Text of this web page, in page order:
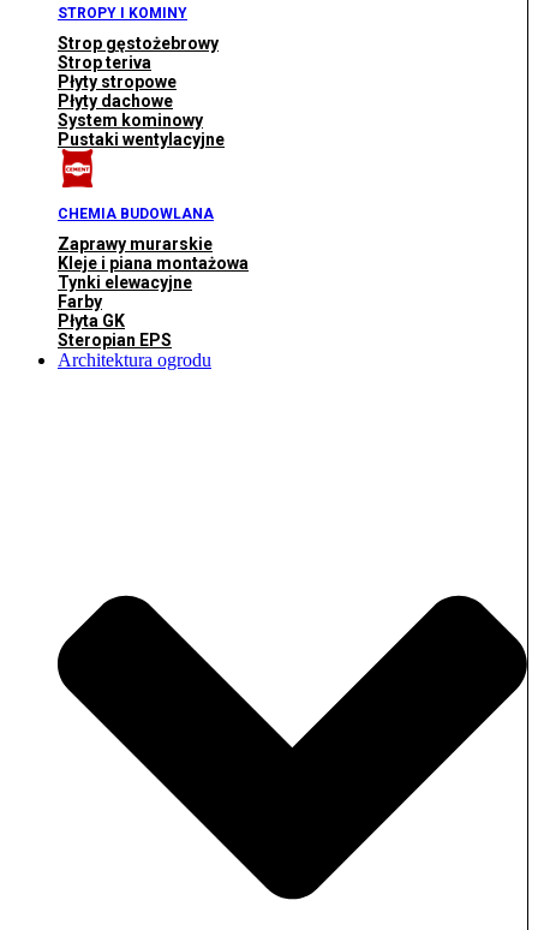
STROPY I KOMINY
Strop gęstożebrowy
Strop teriva
Płyty stropowe
Płyty dachowe
System kominowy
Pustaki wentylacyjne
CHEMIA BUDOWLANA
Zaprawy murarskie
Kleje i piana montażowa
Tynki elewacyjne
Farby
Płyta GK
Steropian EPS
Architektura ogrodu